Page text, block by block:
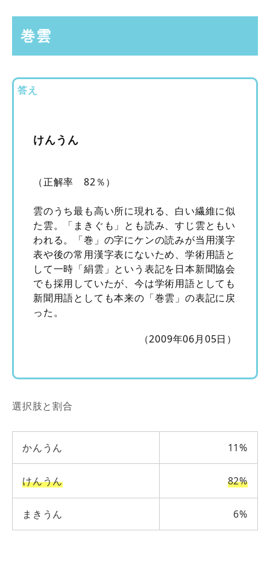
巻雲
答え
けんうん
（正解率 82％）
雲のうち最も高い所に現れる、白い繊維に似
た雲。「まきぐも」とも読み、すじ雲ともい
われる。「巻」の字にケンの読みが当用漢字
表や後の常用漢字表にないため、学術用語と
して一時「絹雲」という表記を日本新聞協会
でも採用していたが、今は学術用語としても
新聞用語としても本来の「巻雲」の表記に戻
った。
（2009年06月05日）
選択肢と割合
かんうん 11%
けんうん 82%
まきうん 6%